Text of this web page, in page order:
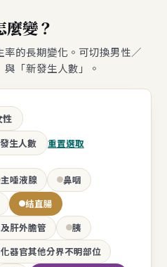
變？
的長期變化。可切換男性／
「新發生人數」。
性
生人數 重置選取
主唾液腺
鼻咽
結直腸
肝外膽管
胰
器官其他分界不明部位